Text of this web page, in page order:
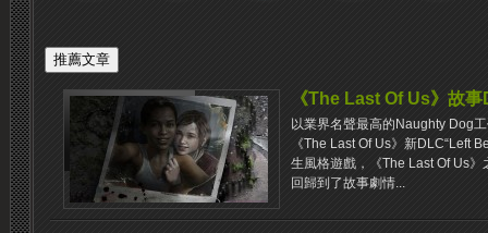
《The Last Of Us》故
以業界名聲最高的Naughty Dog
《The Last Of Us》新DLC“Left
生風格遊戲，《The Last Of Us
回歸到了故事劇情...